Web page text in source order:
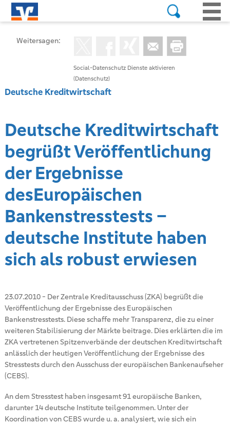
Social-Datenschutz Dienste aktivieren
(Datenschutz)
Weitersagen:
Deutsche Kreditwirtschaft
Deutsche Kreditwirtschaft
begrüßt Veröffentlichung
der Ergebnisse
desEuropäischen
Bankenstresstests –
deutsche Institute haben
sich als robust erwiesen
23.07.2010- Der Zentrale Kreditausschuss (ZKA) begrüßt die
Veröffentlichung der Ergebnisse des Europäischen
Bankenstresstests. Diese schaffe mehr Transparenz, die zu einer
weiteren Stabilisierung der Märkte beitrage. Dies erklärten die im
ZKA vertretenen Spitzenverbände der deutschen Kreditwirtschaft
anlässlich der heutigen Veröffentlichung der Ergebnisse des
Stresstests durch den Ausschuss der europäischen Bankenaufseher
(CEBS).
An dem Stresstest haben insgesamt 91 europäische Banken,
darunter 14 deutsche Institute teilgenommen. Unter der
Koordination von CEBS wurde u. a. analysiert, wie sich ein